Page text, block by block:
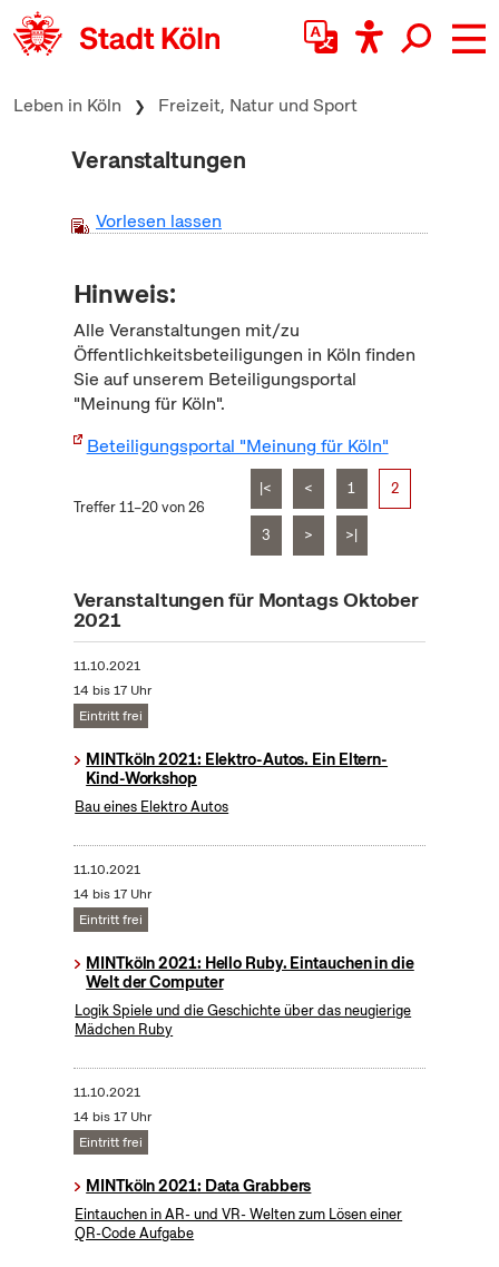
zum Inhalt springen
Leben in Köln Freizeit, Natur und Sport
Veranstaltungen
Vorlesen lassen
Hinweis:
Alle Veranstaltungen mit/zu
Öffentlichkeitsbeteiligungen in Köln finden
Sie auf unserem Beteiligungsportal
"Meinung für Köln".
Beteiligungsportal "Meinung für Köln"
Treffer 11–20 von 26
|< < 1 2
3 > >|
Veranstaltungen für Montags Oktober
2021
11.10.2021
14 bis 17 Uhr
Eintritt frei
MINTköln 2021: Elektro-Autos. Ein Eltern-
Kind-Workshop
Bau eines Elektro Autos
11.10.2021
14 bis 17 Uhr
Eintritt frei
MINTköln 2021: Hello Ruby. Eintauchen in die
Welt der Computer
Logik Spiele und die Geschichte über das neugierige
Mädchen Ruby
11.10.2021
14 bis 17 Uhr
Eintritt frei
MINTköln 2021: Data Grabbers
Eintauchen in AR- und VR- Welten zum Lösen einer
QR-Code Aufgabe